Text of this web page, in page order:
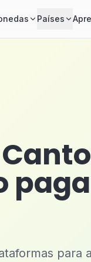
Países
para